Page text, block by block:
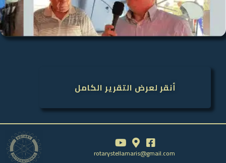
أنقر لعرض التقرير الكامل
rotarystellamaris@gmail.com